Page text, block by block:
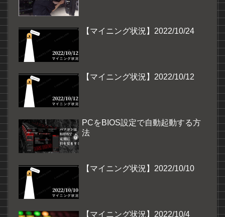
【マイニング状況】2022/10/24
【マイニング状況】2022/10/12
PCをBIOS設定で自動起動する方
法
【マイニング状況】2022/10/10
【マイニング状況】2022/10/4